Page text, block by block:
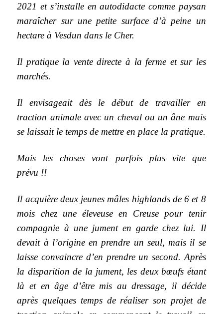
2021 et s’installe en autodidacte comme paysan
maraîcher sur une petite surface d’à peine un
hectare à Vesdun dans le Cher.
Il pratique la vente directe à la ferme et sur les
marchés.
Il envisageait dès le début de travailler en
traction animale avec un cheval ou un âne mais
se laissait le temps de mettre en place la pratique.
Mais les choses vont parfois plus vite que
prévu !!
Il acquière deux jeunes mâles highlands de 6 et 8
mois chez une éleveuse en Creuse pour tenir
compagnie à une jument en garde chez lui. Il
devait à l’origine en prendre un seul, mais il se
laisse convaincre d’en prendre un second. Après
la disparition de la jument, les deux bœufs étant
là et en âge d’être mis au dressage, il décide
après quelques temps de réaliser son projet de